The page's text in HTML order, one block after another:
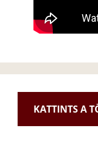
KATTINTS A